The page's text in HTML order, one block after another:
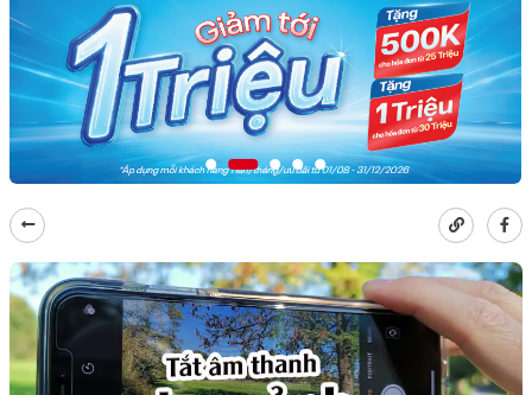
AirPods 4 OPPO Reno16
Apple Watch S11 Ốp lưng Pitaka
Osmo Pocket 4 Ốp lưng Apple
Loa Marshall Cốc sạc Apple